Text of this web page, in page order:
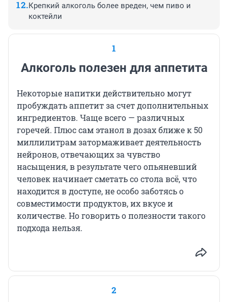
Крепкий алкоголь более вреден, чем пиво и
коктейли
1
Алкоголь полезен для аппетита
Некоторые напитки действительно могут
пробуждать аппетит за счет дополнительных
ингредиентов. Чаще всего — различных
горечей. Плюс сам этанол в дозах ближе к 50
миллилитрам затормаживает деятельность
нейронов, отвечающих за чувство
насыщения, в результате чего опьяневший
человек начинает сметать со стола всё, что
находится в доступе, не особо заботясь о
совместимости продуктов, их вкусе и
количестве. Но говорить о полезности такого
подхода нельзя.
2